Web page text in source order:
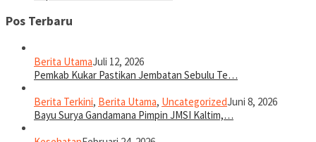
Pos Terbaru
Berita UtamaJuli 12, 2026
Pemkab Kukar Pastikan Jembatan Sebulu Te…
Berita Terkini, Berita Utama, UncategorizedJuni 8, 2026
Bayu Surya Gandamana Pimpin JMSI Kaltim,…